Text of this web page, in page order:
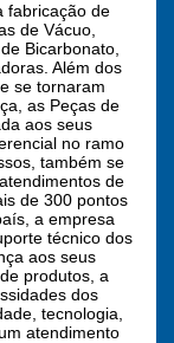
fabricação de
de Vácuo,
Bicarbonato,
Além dos
se tornaram
as Peças de
aos seus
no ramo
também se
de
de 300 pontos
a empresa
técnico dos
aos seus
produtos, a
dos
tecnologia,
atendimento